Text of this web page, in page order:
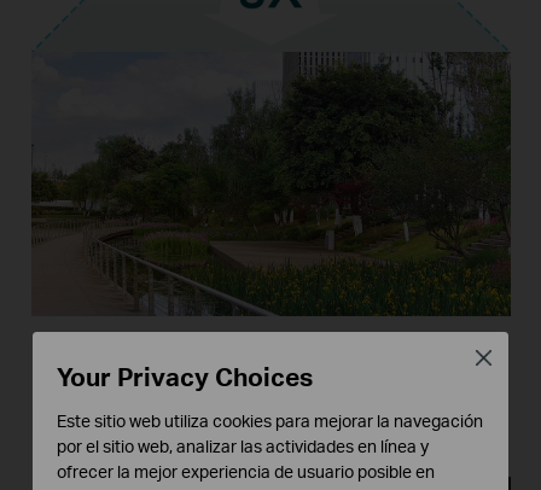
Mayor claridad al hacer zoom
Your Privacy Choices
Este sitio web utiliza cookies para mejorar la navegación
por el sitio web, analizar las actividades en línea y
ofrecer la mejor experiencia de usuario posible en
Close